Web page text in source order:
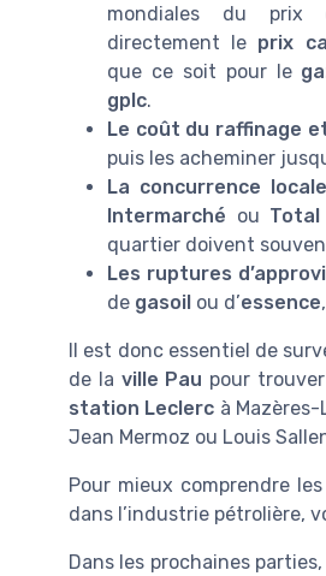
mondiales du prix
directement le prix
que ce soit pour le
gplc.
Le coût du raffinage
puis les acheminer
La concurrence locale
Intermarché ou Total
quartier doivent
Les ruptures
de gasoil ou d’essence
Il est donc essentiel de
de la ville Pau pour
station Leclerc à
Jean Mermoz ou Louis
Pour mieux comprendre
dans l’industrie pétrolière,
Dans les prochaines